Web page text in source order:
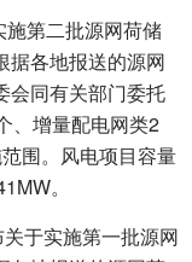
第二批源网荷储
据各地报送的源网
会同有关部门委托
、增量配电网类2
围。风电项目容量
。
于实施第一批源网